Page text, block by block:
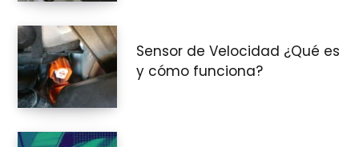
Sensor de Velocidad ¿Qué es
y cómo funciona?